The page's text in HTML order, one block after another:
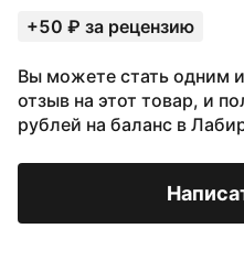
+50 ₽ за рецензию
Вы можете стать одним
отзыв на этот товар, и
рублей на баланс в